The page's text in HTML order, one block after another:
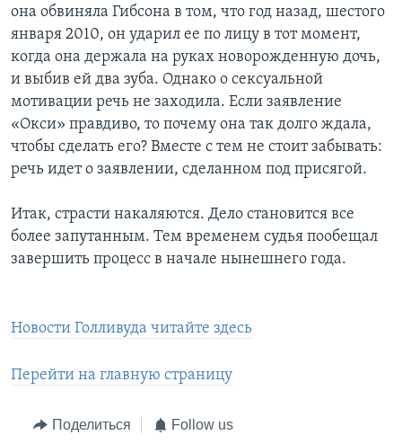
она обвиняла Гибсона в том, что год назад, шестого
января 2010, он ударил ее по лицу в тот момент,
когда она держала на руках новорожденную дочь,
и выбив ей два зуба. Однако о сексуальной
мотивации речь не заходила. Если заявление
«Окси» правдиво, то почему она так долго ждала,
чтобы сделать его? Вместе с тем не стоит забывать:
речь идет о заявлении, сделанном под присягой.
Итак, страсти накаляются. Дело становится все
более запутанным. Тем временем судья пообещал
завершить процесс в начале нынешнего года.
Новости Голливуда читайте здесь
Перейти на главную страницу
Поделиться Follow us